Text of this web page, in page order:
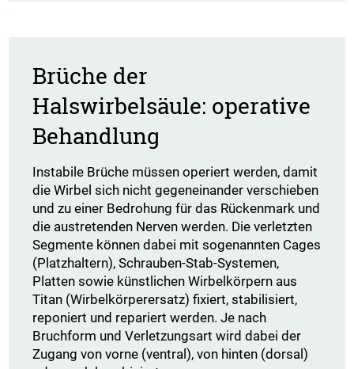
Brüche der
Halswirbelsäule: operative
Behandlung
Instabile Brüche müssen operiert werden, damit
die Wirbel sich nicht gegeneinander verschieben
und zu einer Bedrohung für das Rückenmark und
die austretenden Nerven werden. Die verletzten
Segmente können dabei mit sogenannten Cages
(Platzhaltern), Schrauben-Stab-Systemen,
Platten sowie künstlichen Wirbelkörpern aus
Titan (Wirbelkörperersatz) fixiert, stabilisiert,
reponiert und repariert werden. Je nach
Bruchform und Verletzungsart wird dabei der
Zugang von vorne (ventral), von hinten (dorsal)